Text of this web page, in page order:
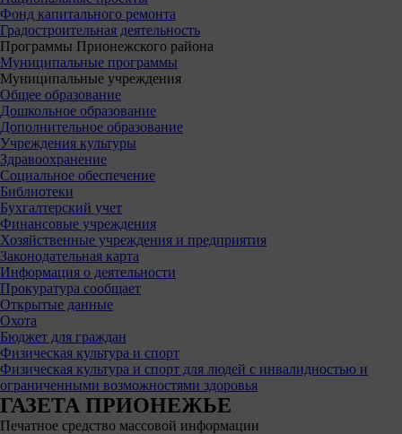
Фонд капитального ремонта
Градостроительная деятельность
Программы Прионежского района
Муниципальные программы
Муниципальные учреждения
Общее образование
Дошкольное образование
Дополнительное образование
Учреждения культуры
Здравоохранение
Социальное обеспечение
Библиотеки
Бухгалтерский учет
Финансовые учреждения
Хозяйственные учреждения и предприятия
Законодательная карта
Информация о деятельности
Прокуратура сообщает
Открытые данные
Охота
Бюджет для граждан
Физическая культура и спорт
Физическая культура и спорт для людей с инвалидностью и
ограниченными возможностями здоровья
ГАЗЕТА ПРИОНЕЖЬЕ
Печатное средство массовой информации